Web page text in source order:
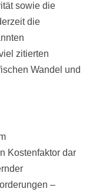
sowie die
die
zitierten
Wandel und
Kostenfaktor dar
–